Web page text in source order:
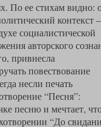
По ее стихам видно:
контекст
социалистической
авторского
привнесла
повествование
несли печать
“Песня”:
песню и мечтает,
“До